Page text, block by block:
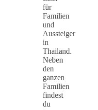
für
Familien
und
Aussteiger
in
Thailand.
Neben
den
ganzen
Familien
findest
du